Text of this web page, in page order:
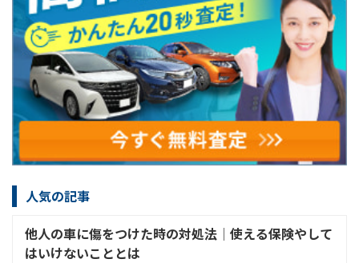
人気の記事
他人の車に傷をつけた時の対処法│使える保険やして
はいけないこととは